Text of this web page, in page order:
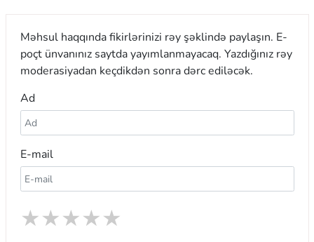
Məhsul haqqında fikirlərinizi rəy şəklində paylaşın. E-
poçt ünvanınız saytda yayımlanmayacaq. Yazdığınız rəy
moderasiyadan keçdikdən sonra dərc ediləcək.
Ad
E-mail
★
★
★
★
★